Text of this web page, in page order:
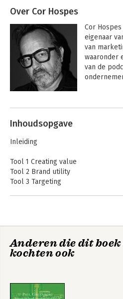
Over Cor Hospes
Cor
eigenaar
van
waaronder
van de
Andere boeken
contentplatform
Inhoudsopgave
Inleiding
Tool 1 Creating value
Tool 2 Brand utility
Tool 3 Targeting
Tool 9 Meten
Tool 10 Empowering
Tool 13 Microbloggen
Anderen die dit
kochten ook